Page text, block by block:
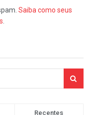
Saiba como seus
Recentes